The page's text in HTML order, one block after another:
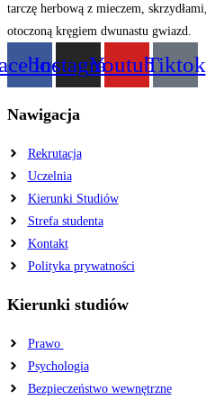
InstagramYoutubeTiktok
Nawigacja
Rekrutacja
Uczelnia
Kierunki Studiów
Strefa studenta
Kontakt
Polityka prywatności
Kierunki studiów
Prawo
Psychologia
Bezpieczeństwo wewnętrzne